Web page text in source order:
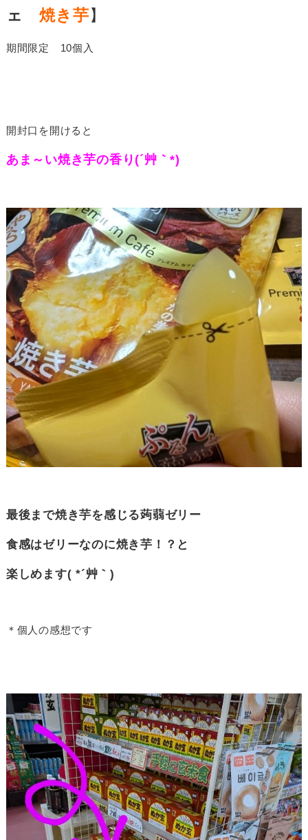
ェ焼き芋 】
期間限定 10個入
開封口を開けると
あま～い焼き芋の香り(´艸｀*)
最後まで焼き芋を感じる蒟蒻ゼリー
食感はゼリーなのに焼き芋！？と
楽しめます( *´艸｀)
＊個人の感想です